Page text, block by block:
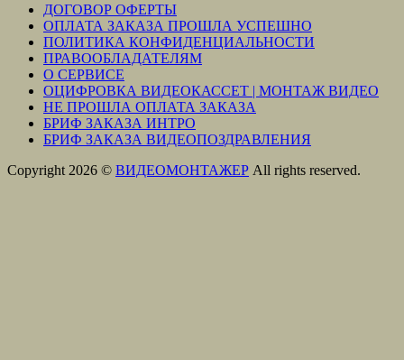
ДОГОВОР ОФЕРТЫ
ОПЛАТА ЗАКАЗА ПРОШЛА УСПЕШНО
ПОЛИТИКА КОНФИДЕНЦИАЛЬНОСТИ
ПРАВООБЛАДАТЕЛЯМ
О СЕРВИСЕ
ОЦИФРОВКА ВИДЕОКАССЕТ | МОНТАЖ ВИДЕО
НЕ ПРОШЛА ОПЛАТА ЗАКАЗА
БРИФ ЗАКАЗА ИНТРО
БРИФ ЗАКАЗА ВИДЕОПОЗДРАВЛЕНИЯ
Copyright 2026 © ВИДЕОМОНТАЖЕР All rights reserved.